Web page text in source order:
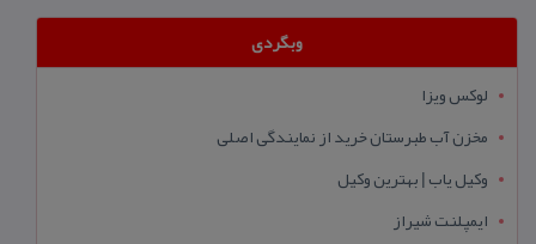
وبگردی
لوکس ویزا
مخزن آب طبرستان خرید از نمایندگی اصلی
وکیل یاب | بهترین وکیل
ایمپلنت شیراز